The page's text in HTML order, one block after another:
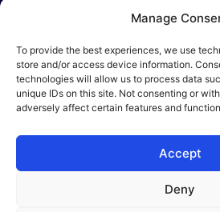
Manage
To provide the best experiences, we use
store and/or access device information.
technologies will allow us to process data
unique IDs on this site. Not consenting or
adversely affect certain features and
Accept
Deny
Over
Algemene
Cookie
Ik wil adverteren